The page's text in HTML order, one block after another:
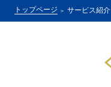
トップページ サービス紹介